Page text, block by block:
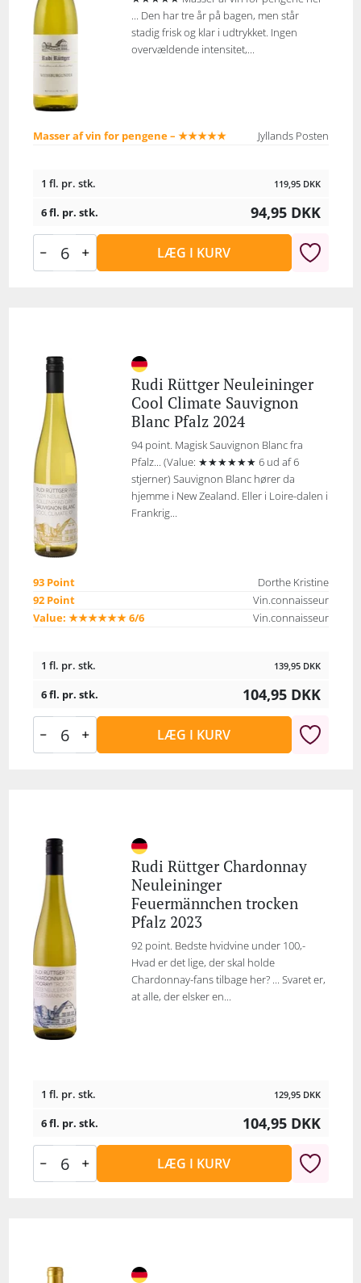
... Den har tre år på bagen, men står
stadig frisk og klar i udtrykket. Ingen
overvældende intensitet,...
Masser af vin for pengene – ★★★★★ Jyllands Posten
1 fl. pr. stk. 119,95 DKK
6 fl. pr. stk. 94,95 DKK
LÆG I KURV
Rudi Rüttger Neuleininger
Cool Climate Sauvignon
Blanc Pfalz 2024
94 point. Magisk Sauvignon Blanc fra
Pfalz... (Value: ★★★★★★ 6 ud af 6
stjerner) Sauvignon Blanc hører da
hjemme i New Zealand. Eller i Loire-dalen i
Frankrig...
93 Point
Dorthe Kristine
92 Point
Vin.connaisseur
Value: ★★★★★★ 6/6
Vin.connaisseur
1 fl. pr. stk. 139,95 DKK
6 fl. pr. stk. 104,95 DKK
LÆG I KURV
Rudi Rüttger Chardonnay
Neuleininger
Feuermännchen trocken
Pfalz 2023
92 point. Bedste hvidvine under 100,-
Hvad er det lige, der skal holde
Chardonnay-fans tilbage her? ... Svaret er,
at alle, der elsker en...
1 fl. pr. stk. 129,95 DKK
6 fl. pr. stk. 104,95 DKK
LÆG I KURV